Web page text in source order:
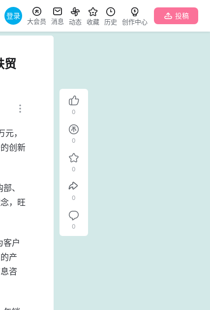
登录
大会员 消息 动态 收藏 历史 创作中心
投稿
贸
创新
，旺
产
咨
0
0
0
0
0